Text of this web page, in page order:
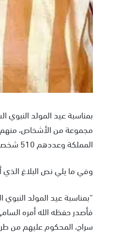
بمناسبة عيد المولد
مجموعة من الأشخاص،
المملكة وعددهم 510 شخصا.
وفي ما يلي نص البلاغ
فأصدر حفظه الله أمره
سراح، المحكوم عليهم من طرف